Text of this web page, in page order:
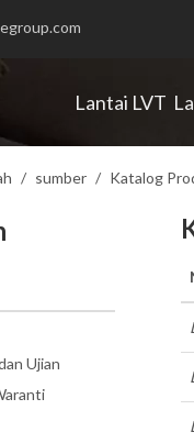
Lantai LVT
/ sumber / Katalog
Ujian